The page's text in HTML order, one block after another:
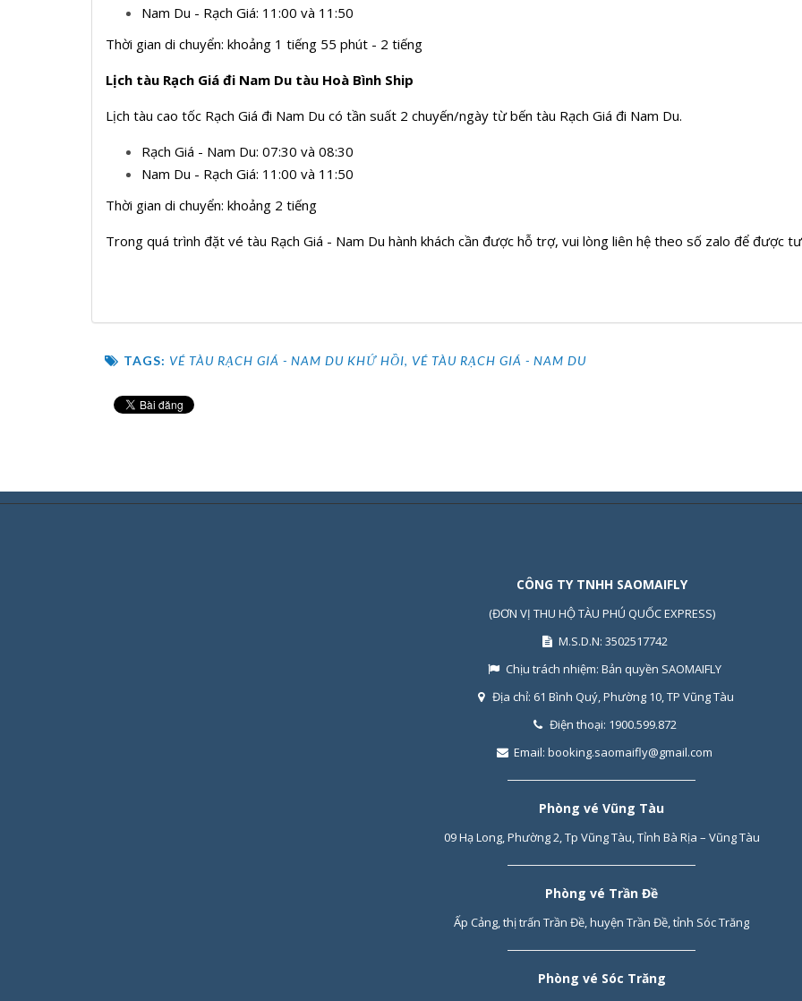
Nam Du - Rạch Giá: 11:00 và 11:50
Thời gian di chuyển: khoảng 1 tiếng 55 phút - 2 tiếng
Lịch tàu Rạch Giá đi Nam Du tàu Hoà Bình Ship
Lịch tàu cao tốc Rạch Giá đi Nam Du có tần suất 2 chuyến/ngày từ bến tàu Rạch Giá đi Nam Du.
Rạch Giá - Nam Du: 07:30 và 08:30
Nam Du - Rạch Giá: 11:00 và 11:50
Thời gian di chuyển: khoảng 2 tiếng
Trong quá trình đặt vé tàu Rạch Giá - Nam Du hành khách cần được hỗ trợ, vui lòng liên hệ theo số zalo để
TAGS: VÉ TÀU RẠCH GIÁ - NAM DU KHỨ HỒI, VÉ TÀU RẠCH GIÁ - NAM DU
CÔNG TY TNHH SAOMAIFLY
(ĐƠN VỊ THU HỘ TÀU PHÚ QUỐC EXPRESS)
M.S.D.N: 3502517742
Chịu trách nhiệm: Bản quyền SAOMAIFLY
Địa chỉ: 61 Bình Quý, Phường 10, TP Vũng Tàu
Điện thoại: 1900.599.872
Email: booking.saomaifly@gmail.com
Phòng vé Vũng Tàu
09 Hạ Long, Phường 2, Tp Vũng Tàu, Tỉnh Bà Rịa – Vũng Tàu
Phòng vé Trần Đề
Ấp Cảng, thị trấn Trần Đề, huyện Trần Đề, tỉnh Sóc Trăng
Phòng vé Sóc Trăng